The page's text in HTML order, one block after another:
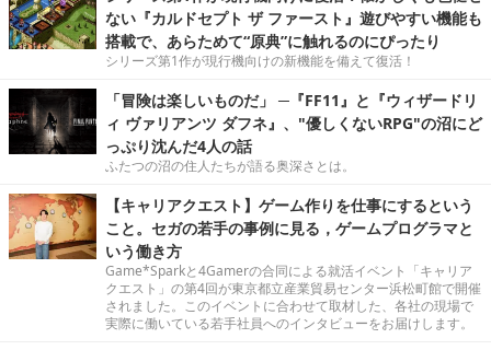
ない『カルドセプト ザ ファースト』遊びやすい機能も
搭載で、あらためて“原典”に触れるのにぴったり
シリーズ第1作が現行機向けの新機能を備えて復活！
「冒険は楽しいものだ」 ─『FF11』と『ウィザードリ
ィ ヴァリアンツ ダフネ』、"優しくないRPG"の沼にど
っぷり沈んだ4人の話
ふたつの沼の住人たちが語る奥深さとは。
【キャリアクエスト】ゲーム作りを仕事にするという
こと。セガの若手の事例に見る，ゲームプログラマと
いう働き方
Game*Sparkと4Gamerの合同による就活イベント「キャリア
クエスト」の第4回が東京都立産業貿易センター浜松町館で開催
されました。このイベントに合わせて取材した、各社の現場で
実際に働いている若手社員へのインタビューをお届けします。